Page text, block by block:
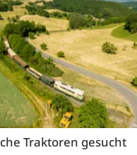
Traktoren gesucht